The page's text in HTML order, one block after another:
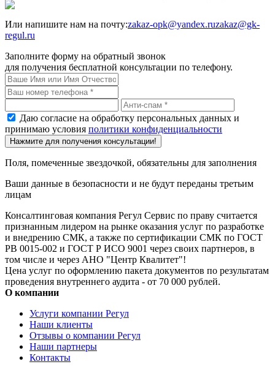
Или напишите нам на почту:zakaz-opk@yandex.ruzakaz@gk-
regul.ru
Заполните форму на обратный звонок
для получения бесплатной консультации по телефону.
Даю согласие на обработку персональных данных и
принимаю условия политики конфиденциальности
Нажмите для получения консультации!
Поля, помеченные звездочкой, обязательны для заполнения
Ваши данные в безопасности и не будут переданы третьим
лицам
Консалтинговая компания Регул Сервис по праву считается
признанным лидером на рынке оказания услуг по разработке
и внедрению СМК, а также по сертификации СМК по ГОСТ
РВ 0015-002 и ГОСТ Р ИСО 9001 через своих партнеров, в
том числе и через АНО "Центр Квалитет"!
Цена услуг по оформлению пакета документов по результатам
проведения внутреннего аудита - от 70 000 рублей.
О компании
Услуги компании Регул
Наши клиенты
Отзывы о компании Регул
Наши партнеры
Контакты